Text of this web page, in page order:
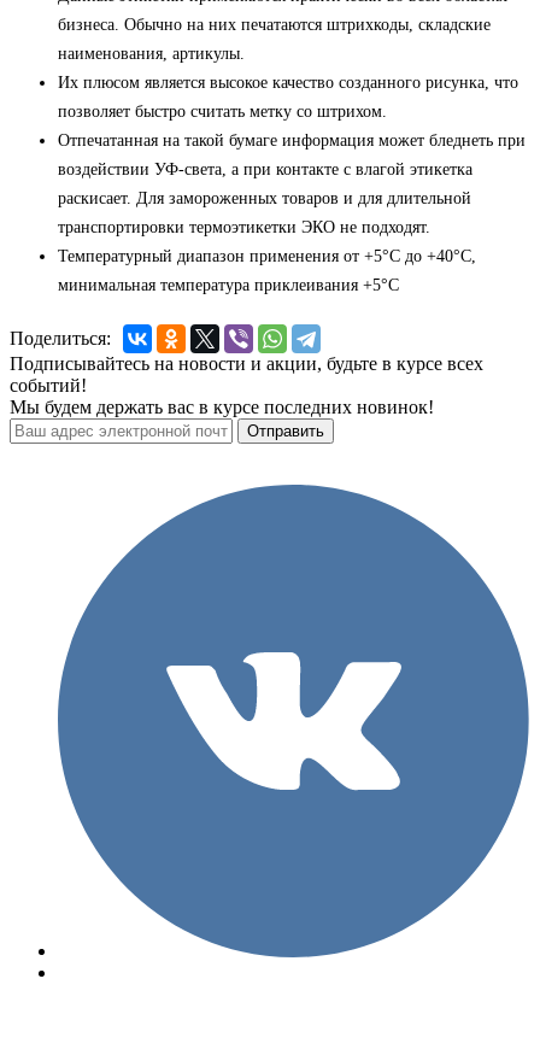
бизнеса. Обычно на них печатаются штрихкоды, складские
наименования, артикулы.
Их плюсом является высокое качество созданного рисунка, что
позволяет быстро считать метку со штрихом.
Отпечатанная на такой бумаге информация может бледнеть при
воздействии УФ-света, а при контакте с влагой этикетка
раскисает. Для замороженных товаров и для длительной
транспортировки термоэтикетки ЭКО не подходят.
Температурный диапазон применения от +5°С до +40°С,
минимальная температура приклеивания +5°С
Поделиться:
Подписывайтесь на новости и акции, будьте в курсе всех
событий!
Мы будем держать вас в курсе последних новинок!